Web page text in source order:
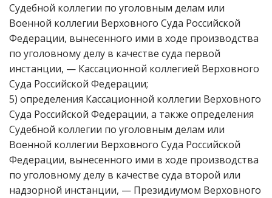
Судебной коллегии по уголовным делам или
Военной коллегии Верховного Суда Российской
Федерации, вынесенного ими в ходе производства
по уголовному делу в качестве суда первой
инстанции, — Кассационной коллегией Верховного
Суда Российской Федерации;
5) определения Кассационной коллегии Верховного
Суда Российской Федерации, а также определения
Судебной коллегии по уголовным делам или
Военной коллегии Верховного Суда Российской
Федерации, вынесенного ими в ходе производства
по уголовному делу в качестве суда второй или
надзорной инстанции, — Президиумом Верховного